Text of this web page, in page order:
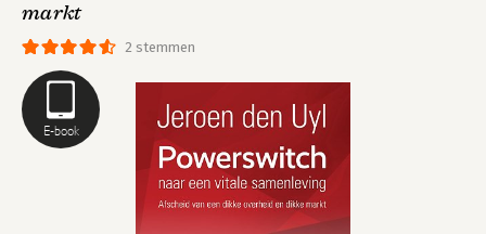
E-book
2 stemmen
markt